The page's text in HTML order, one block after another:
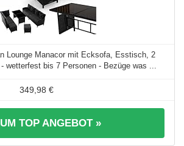
Lounge Manacor mit Ecksofa, Esstisch, 2
wetterfest bis 7 Personen - Bezüge was ...
349,98 €
TOP ANGEBOT »